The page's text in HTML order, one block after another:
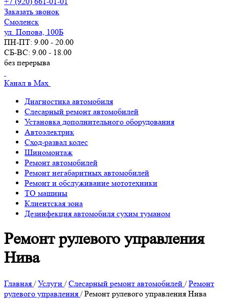
Заказать звонок
Смоленск
ул. Попова, 100Б
ПН-ПТ: 9.00 - 20.00
СБ-ВС: 9.00 - 18.00
без перерыва
Канал в Max
Диагностика автомобиля
Слесарный ремонт автомобилей
Установка дополнительного оборудования
Автоэлектрик
Сход-развал колес
Шиномонтаж
Ремонт автомобилей
Ремонт негабаритных автомобилей
Ремонт и обслуживание мототехники
ТО машины
Клиентская зона
Дезинфекция автомобиля сухим туманом
Ремонт рулевого управления
Нива
Главная /Услуги /Слесарный ремонт автомобилей /Ремонт
рулевого управления /Ремонт рулевого управления Нива